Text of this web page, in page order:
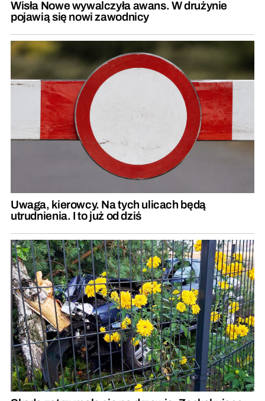
Wisła Nowe wywalczyła awans. W drużynie
pojawią się nowi zawodnicy
Uwaga, kierowcy. Na tych ulicach będą
utrudnienia. I to już od dziś